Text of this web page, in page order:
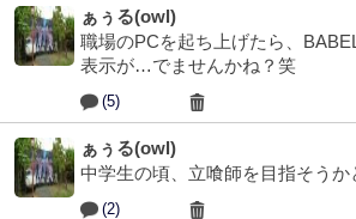
ぁぅる(owl)
職場のPCを起ち上げたら、
表示が…でませんかね？笑
(5)
ぁぅる(owl)
中学生の頃、立喰師を目指そう
(2)